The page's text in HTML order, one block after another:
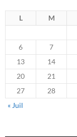
L M
6
7
13
14
20
21
27
28
« Juil